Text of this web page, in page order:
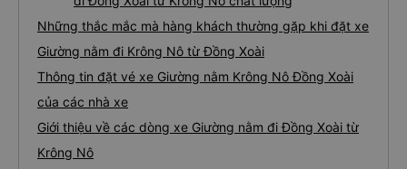
Những thắc mắc mà hàng khách thường gặp khi đặt xe
Giường nằm đi Krông Nô từ Đồng Xoài
Thông tin đặt vé xe Giường nằm Krông Nô Đồng Xoài
của các nhà xe
Giới thiệu về các dòng xe Giường nằm đi Đồng Xoài từ
Krông Nô